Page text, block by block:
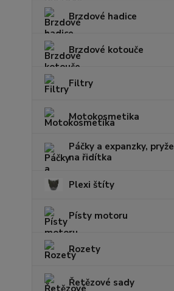
Brzdové hadice
Brzdové kotouče
Filtry
Motokosmetika
Páčky a expanzky, pryže
na řidítka
Plexi štíty
Písty motoru
Rozety
Řetězové sady